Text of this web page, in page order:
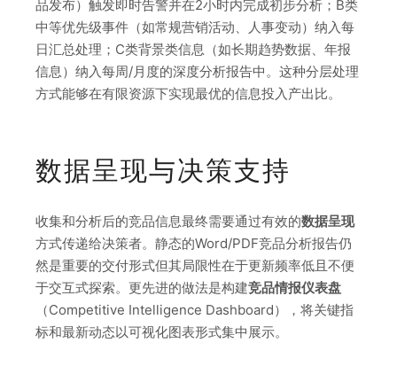
品发布）触发即时告警并在2小时内完成初步分析；B类
中等优先级事件（如常规营销活动、人事变动）纳入每
日汇总处理；C类背景类信息（如长期趋势数据、年报
信息）纳入每周/月度的深度分析报告中。这种分层处理
方式能够在有限资源下实现最优的信息投入产出比。
数据呈现与决策支持
收集和分析后的竞品信息最终需要通过有效的数据呈现
方式传递给决策者。静态的Word/PDF竞品分析报告仍
然是重要的交付形式但其局限性在于更新频率低且不便
于交互式探索。更先进的做法是构建竞品情报仪表盘
（Competitive Intelligence Dashboard），将关键指
标和最新动态以可视化图表形式集中展示。